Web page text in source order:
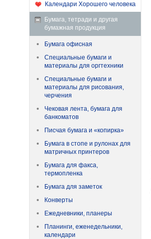
Календари Хорошего человека
Бумага, тетради и другая
бумажная продукция
Бумага офисная
Специальные бумаги и
материалы для оргтехники
Специальные бумаги и
материалы для рисования,
черчения
Чековая лента, бумага для
банкоматов
Писчая бумага и «копирка»
Бумага в стопе и рулонах для
матричных принтеров
Бумага для факса,
термопленка
Бумага для заметок
Конверты
Ежедневники, планеры
Планинги, еженедельники,
календари